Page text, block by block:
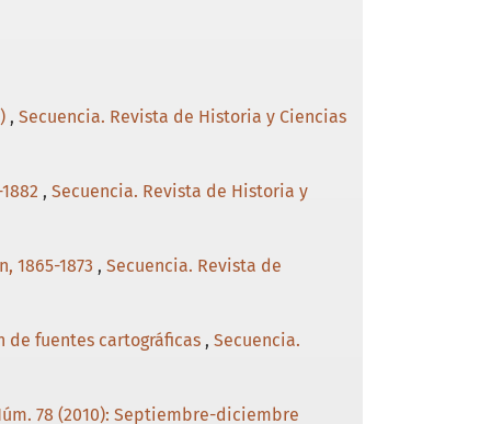
, Secuencia. Revista de Historia y Ciencias
, Secuencia. Revista de Historia y
1865-1873 , Secuencia. Revista de
de fuentes cartográficas , Secuencia.
78 (2010): Septiembre-diciembre